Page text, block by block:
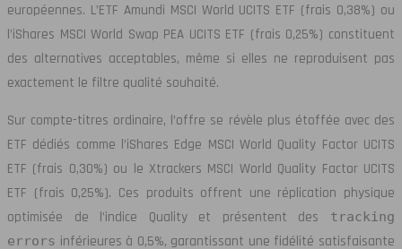
européennes. L’ETF Amundi MSCI World UCITS ETF (frais 0,38%) ou
l’iShares MSCI World Swap PEA UCITS ETF (frais 0,25%) constituent
des alternatives acceptables, même si elles ne reproduisent pas
exactement le filtre qualité souhaité.
Sur compte-titres ordinaire, l’offre se révèle plus étoffée avec des
ETF dédiés comme l’iShares Edge MSCI World Quality Factor UCITS
ETF (frais 0,30%) ou le Xtrackers MSCI World Quality Factor UCITS
ETF (frais 0,25%). Ces produits offrent une réplication physique
optimisée de l’indice Quality et présentent des tracking
errors inférieures à 0,5%, garantissant une fidélité satisfaisante